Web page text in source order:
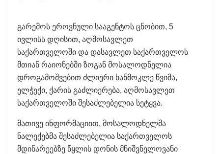
გარემოს ეროვნული სააგენტოს ცნობით, 5
ივლისს დღისით, აღმოსავლეთ
საქართველოში და დასავლეთ საქართველოს
მთიან რაიონებში ზოგან მოსალოდნელია
დროგამოშვებით ძლიერი ხანმოკლე წვიმა,
ელჭექი, ქარის გაძლიერება, აღმოსავლეთ
საქართველოში შესაძლებელია სეტყვა.
მათივე ინფორმაციით, მოსალოდნელმა
ნალექებმა შესაძლებელია საქართველოს
მდინარეებზე წყლის დონის მნიშვნელოვანი